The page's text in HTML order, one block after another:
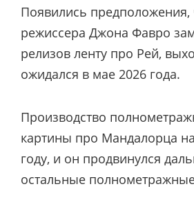
Появились предположения,
режиссера Джона Фавро
релизов ленту про Рей,
ожидался в мае 2026 года.
Производство
картины про Мандалорца
году, и он продвинулся
остальные